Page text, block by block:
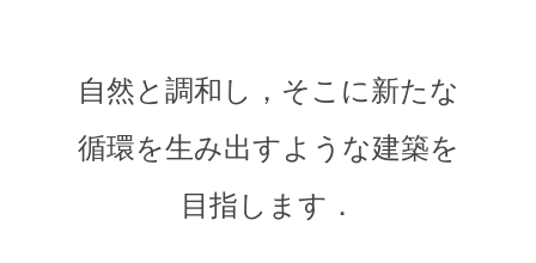
自然と調和し，そこに新たな
循環を生み出すような建築を
目指します．